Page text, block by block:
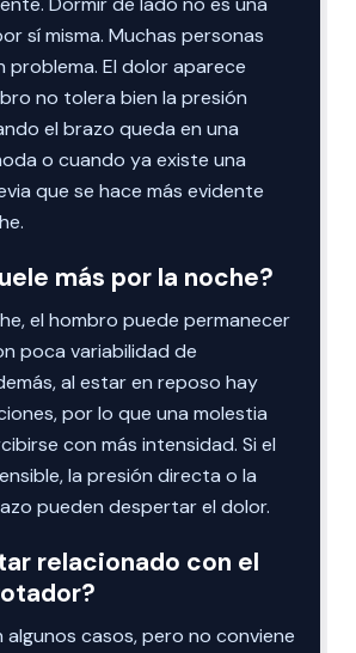
sí misma. Muchas personas
problema. El dolor aparece
no tolera bien la presión
el brazo queda en una
o cuando ya existe una
que se hace más evidente
más por la noche?
el hombro puede permanecer
poca variabilidad de
al estar en reposo hay
por lo que una molestia
con más intensidad. Si el
la presión directa o la
pueden despertar el dolor.
relacionado con el
algunos casos, pero no conviene